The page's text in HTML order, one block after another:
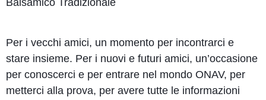
Per i vecchi amici, un momento per incontrarci e
stare insieme. Per i nuovi e futuri amici, un’occasione
per conoscerci e per entrare nel mondo ONAV, per
metterci alla prova, per avere tutte le informazioni